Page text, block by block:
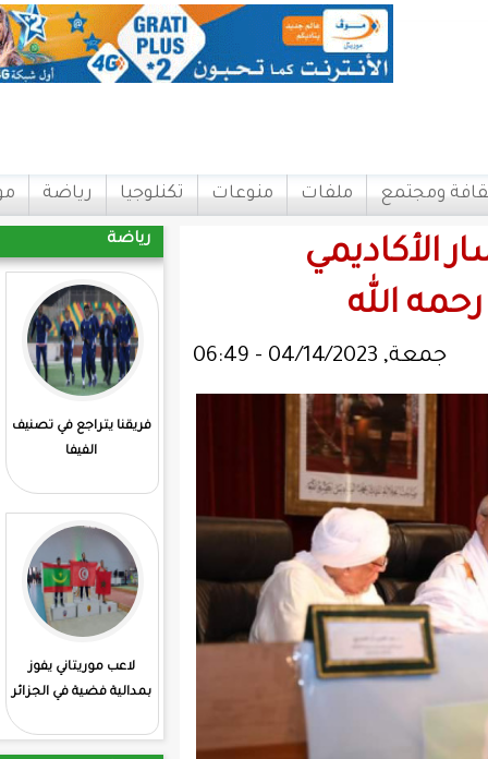
منوعات تكنلوجيا رياضة مواقع اتصل بنا
فريقنا يتراجع في تصنيف
المرابطون يفوزون علي
مدغشقر
لاعب موريتاني يفوز
بمدالية فضية في الجزائر
: انطلاق منافسات
الشطرنج بمشاركة